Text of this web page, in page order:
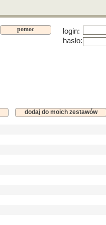
pomoc
login:
hasło:
dodaj do moich zestawów